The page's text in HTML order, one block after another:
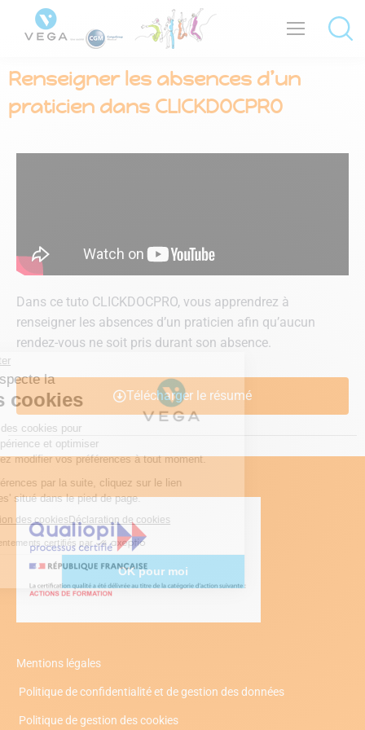
Renseigner les absences d’un
praticien dans CLICKDOCPRO
Dans ce tuto CLICKDOCPRO, vous apprendrez à
renseigner les absences d’un praticien afin qu’aucun
rendez-vous ne soit pris durant son absence.
Télécharger le résumé
Mentions légales
Politique de confidentialité et de gestion des données
Politique de gestion des cookies